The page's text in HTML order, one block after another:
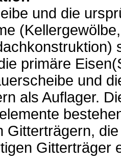
und die
primäre
und
als Auflager.
Gitterträgern,
Gitterträger